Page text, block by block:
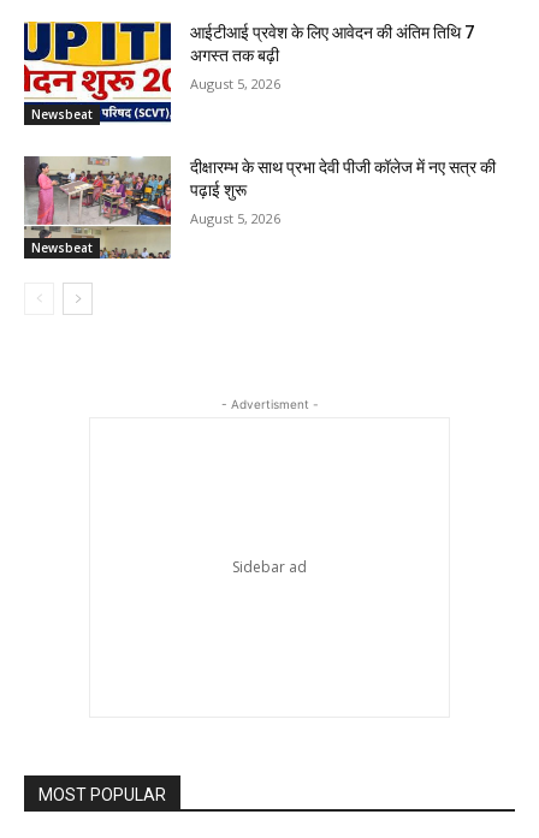
Newsbeat
आईटीआई प्रवेश के लिए आवेदन की अंतिम तिथि 7
अगस्त तक बढ़ी
August 5, 2026
Newsbeat
दीक्षारम्भ के साथ प्रभा देवी पीजी कॉलेज में नए सत्र की
पढ़ाई शुरू
August 5, 2026
- Advertisment -
MOST POPULAR